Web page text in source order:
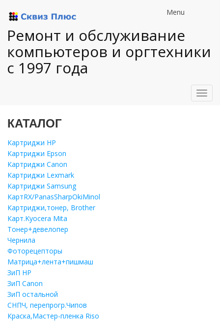
Ремонт и обслуживание
компьютеров и оргтехники
с 1997 года
Menu
КАТАЛОГ
Картриджи HP
Картриджи Epson
Картриджи Canon
Картриджи Lexmark
Картриджи Samsung
КартRX/PanasSharpOkiMinol
Картриджи,тонер, Brother
Карт.Kyocera Mita
Тонер+девелопер
Чернила
Фоторецепторы
Матрица+лента+пишмаш
ЗиП HP
ЗиП Саnon
ЗиП остальной
СНПЧ, перепрогр.Чипов
Краска,Мастер-пленка Riso